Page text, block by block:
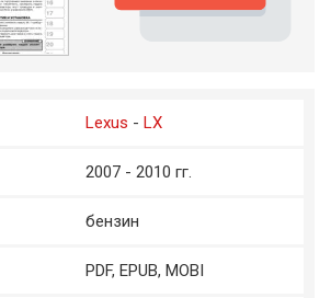
Lexus - LX
2007 - 2010 гг.
бензин
PDF, EPUB, MOBI